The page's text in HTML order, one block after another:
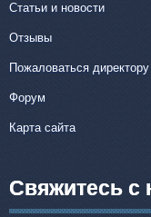
Статьи и новости
Отзывы
Пожаловаться директору
Форум
Карта сайта
Свяжитесь с